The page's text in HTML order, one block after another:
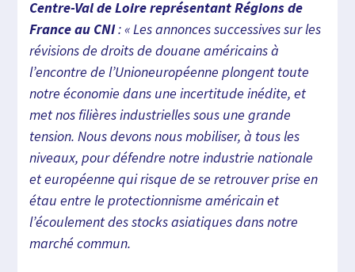
Centre-Val de Loire représentant Régions de
France au CNI: « Les annonces successives sur les
révisions de droits de douane américains à
l’encontre de l’Unioneuropéenne plongent toute
notre économie dans une incertitude inédite, et
met nos filières industrielles sous une grande
tension. Nous devons nous mobiliser, à tous les
niveaux, pour défendre notre industrie nationale
et européenne qui risque de se retrouver prise en
étau entre le protectionnisme américain et
l’écoulement des stocks asiatiques dans notre
marché commun.